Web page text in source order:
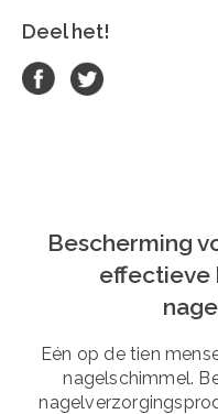
Deel het!
Bescherming
effectieve
Eén op de tien
nagelschimmel.